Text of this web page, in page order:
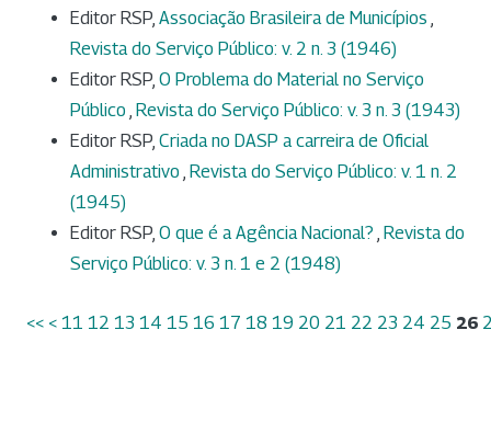
Editor RSP, Associação Brasileira de Municípios ,
Revista do Serviço Público: v. 2 n. 3 (1946)
Editor RSP, O Problema do Material no Serviço
Público , Revista do Serviço Público: v. 3 n. 3 (1943)
Editor RSP, Criada no DASP a carreira de Oficial
Administrativo , Revista do Serviço Público: v. 1 n. 2
(1945)
Editor RSP, O que é a Agência Nacional? , Revista do
Serviço Público: v. 3 n. 1 e 2 (1948)
<< < 11 12 13 14 15 16 17 18 19 20 21 22 23 24 25 26